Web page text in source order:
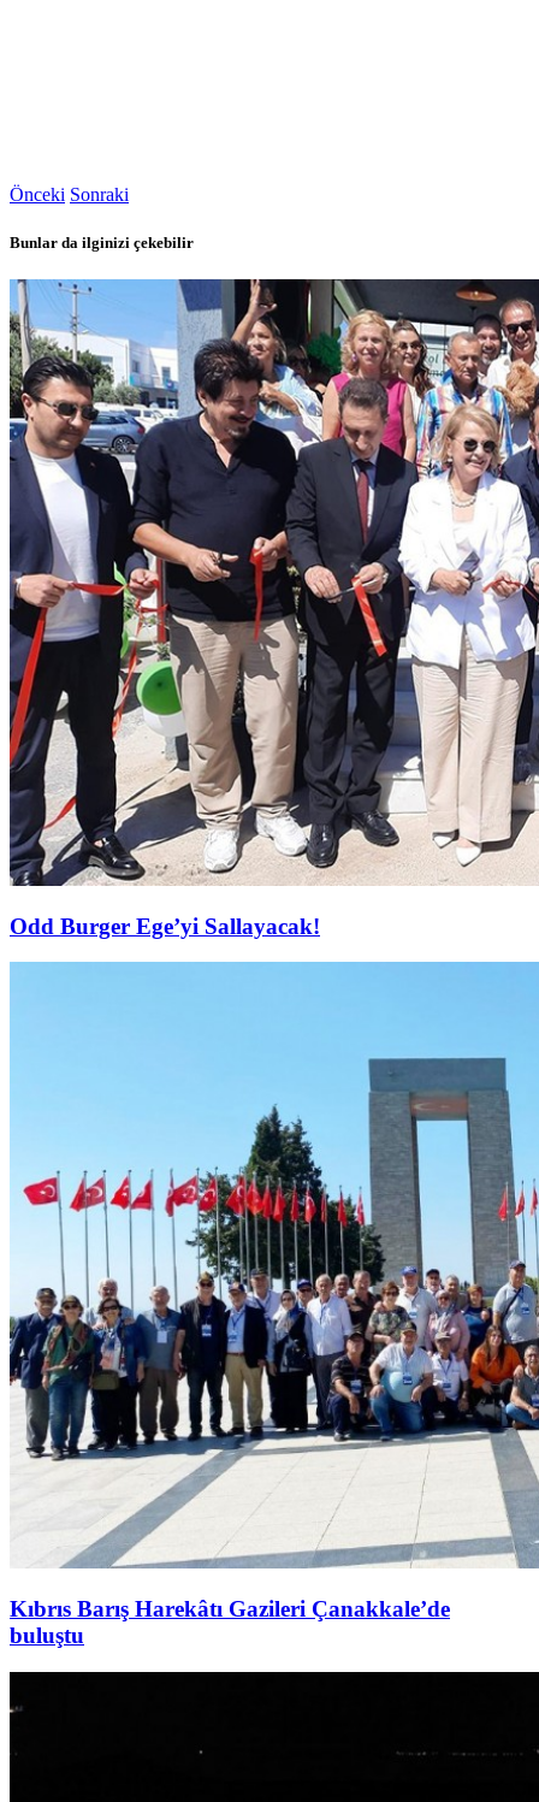
Önceki Sonraki
Bunlar da ilginizi çekebilir
Odd Burger Ege’yi Sallayacak!
Kıbrıs Barış Harekâtı Gazileri Çanakkale’de
buluştu